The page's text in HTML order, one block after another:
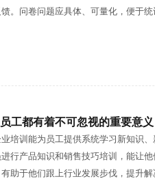
。问卷问题应具体、可量化，便于统
工都有着不可忽视的重要意义
培训能为员工提供系统学习新知识
行产品知识和销售技巧培训，能让
助于他们跟上行业发展步伐，提升